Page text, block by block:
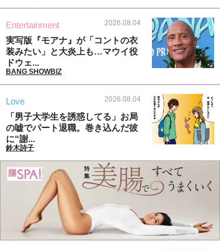
Entertainment 2026.08.04
実写版『モアナ』が「コントの衣
装みたい」と大炎上も…マウイ役
ドウェ...
BANG SHOWBIZ
Love 2026.08.04
「男子大学生を誘惑してる」お局
の嘘でパート退職。巻き込んだ彼
に“謝...
鈴木詩子